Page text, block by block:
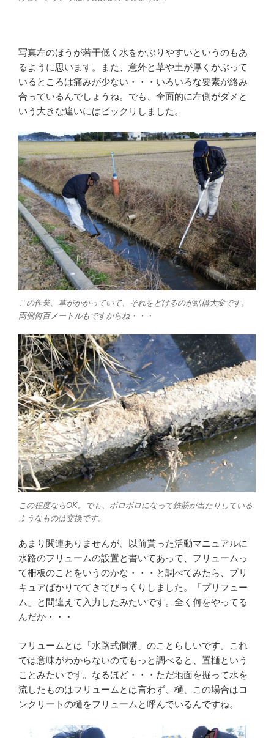
写真左のほうが若干低く水をかぶりやすいというのもあ
るように思います。また、意外と草や土が厚くかぶって
いるところは痛みが少ない・・・いろいろな要素が絡み
合っているんでしょうね。でも、全面的に左側がダメと
いう大きな違いにはビックリしました。
この作業、草がかかっていて、それをどけるのが結構大変です。
両側何百メートルもですからね・・・
この程度ならOK。でも、ボロボロになって鉄筋が出たりしている
ようなものは交換です。
あまり関連ありませんが、以前貰った活動マニュアルに
水路のフリュームの設置と書いてあって、フリュームっ
て柵板のことをいうのかな・・・と調べてみたら、プリ
キュアばかりでてきてびっくりしました。「プリフュー
ム」と間違えて入力したみたいです。全く何をやってる
んだか・・・
フリュームとは「水路式側溝」のことらしいです。これ
では意味がわからないのでもっと調べると、置樋という
ことみたいです。なるほど・・・ただ地面を掘って水を
流したものはフリュームとは言わず、樋、この場合はコ
ンクリートの樋をフリュームと呼んでいるんですね。